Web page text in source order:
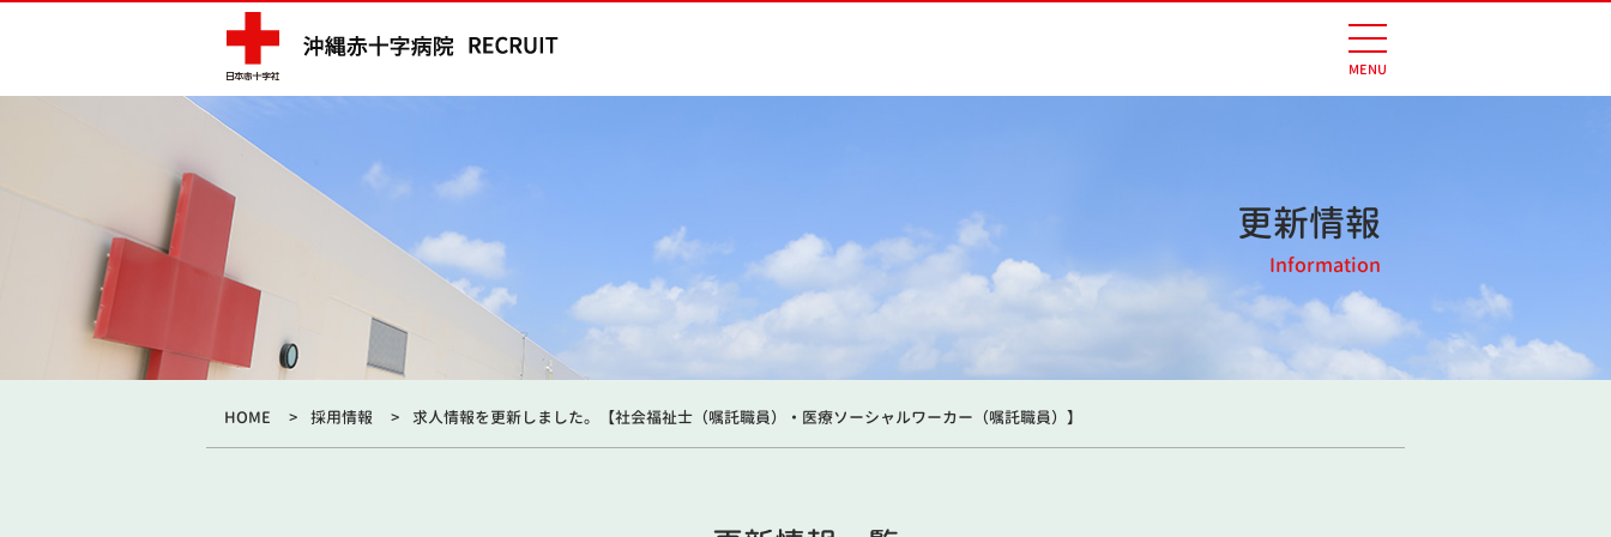
更新情報
Information
HOME 採用情報 求人情報を更新しました。【社会福祉士（嘱託職員）・医療ソーシャルワーカー（嘱託職員）】